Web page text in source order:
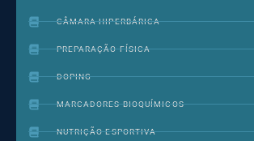
CÂMARA HIPERBÁRICA
PREPARAÇÃO FÍSICA
DOPING
MARCADORES BIOQUÍMICOS
NUTRIÇÃO ESPORTIVA